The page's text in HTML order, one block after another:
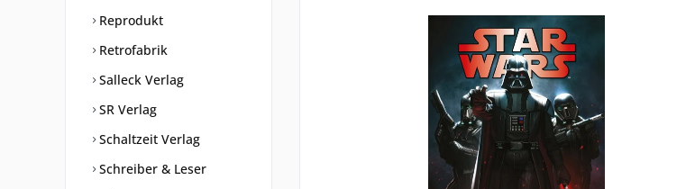
Reprodukt
Retrofabrik
Salleck Verlag
SR Verlag
Schaltzeit Verlag
Schreiber & Leser